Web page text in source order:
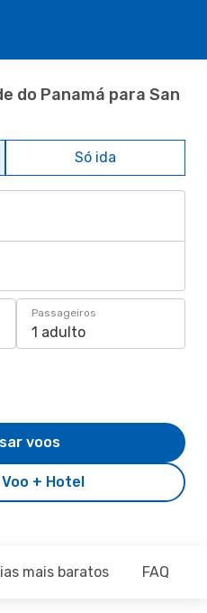
do Panamá para San
Só ida
Passageiros
1 adulto
+ Hotel
voos
mais baratos FAQ